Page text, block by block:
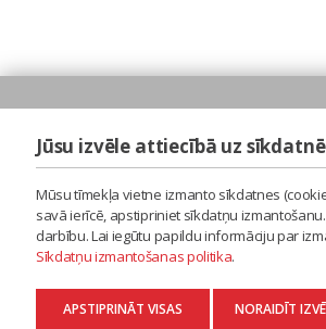
Jūsu izvēle attiecībā uz
Mūsu tīmekļa vietne izmanto sīkdatnes
savā ierīcē, apstipriniet sīkdatņu
darbību. Lai iegūtu papildu informāciju par
Sīkdatņu izmantošanas politika.
APSTIPRINĀT VISAS NORAIDĪT